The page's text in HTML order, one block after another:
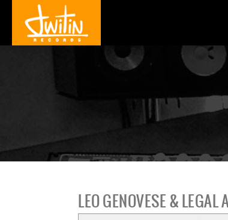
LEO GENOVESE &